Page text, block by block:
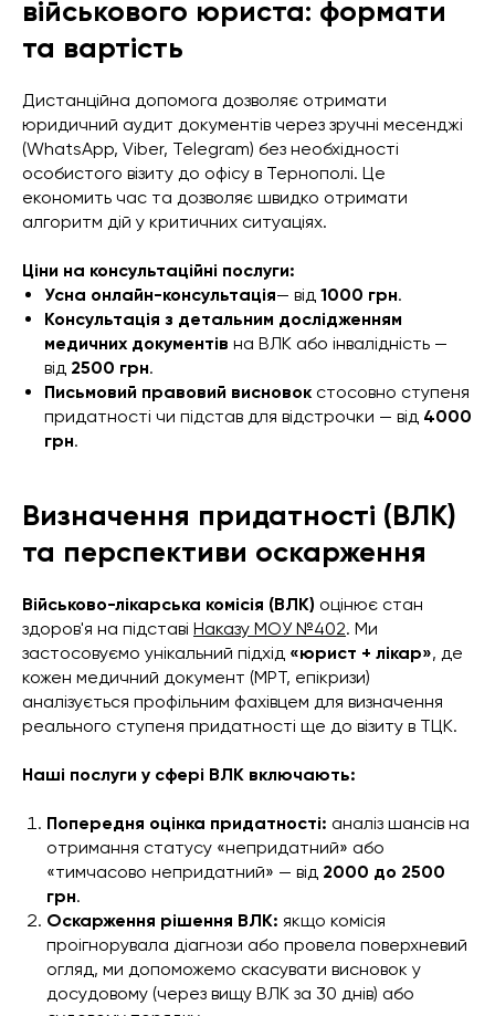
військового юриста: формати
та вартість
Дистанційна допомога дозволяє отримати
юридичний аудит документів через зручні месенджі
(WhatsApp, Viber, Telegram) без необхідності
особистого візиту до офісу в Тернополі. Це
економить час та дозволяє швидко отримати
алгоритм дій у критичних ситуаціях.
Ціни на консультаційні послуги:
Усна онлайн-консультація— від 1000 грн.
Консультація з детальним дослідженням
медичних документів на ВЛК або інвалідність —
від 2500 грн.
Письмовий правовий висновок стосовно ступеня
придатності чи підстав для відстрочки — від 4000
грн.
Визначення придатності (ВЛК)
та перспективи оскарження
Військово-лікарська комісія (ВЛК) оцінює стан
здоров'я на підставі Наказу МОУ №402. Ми
застосовуємо унікальний підхід «юрист + лікар», де
кожен медичний документ (МРТ, епікризи)
аналізується профільним фахівцем для визначення
реального ступеня придатності ще до візиту в ТЦК.
Наші послуги у сфері ВЛК включають:
Попередня оцінка придатності: аналіз шансів на
отримання статусу «непридатний» або
«тимчасово непридатний» — від 2000 до 2500
грн.
Оскарження рішення ВЛК: якщо комісія
проігнорувала діагнози або провела поверхневий
огляд, ми допоможемо скасувати висновок у
досудовому (через вищу ВЛК за 30 днів) або